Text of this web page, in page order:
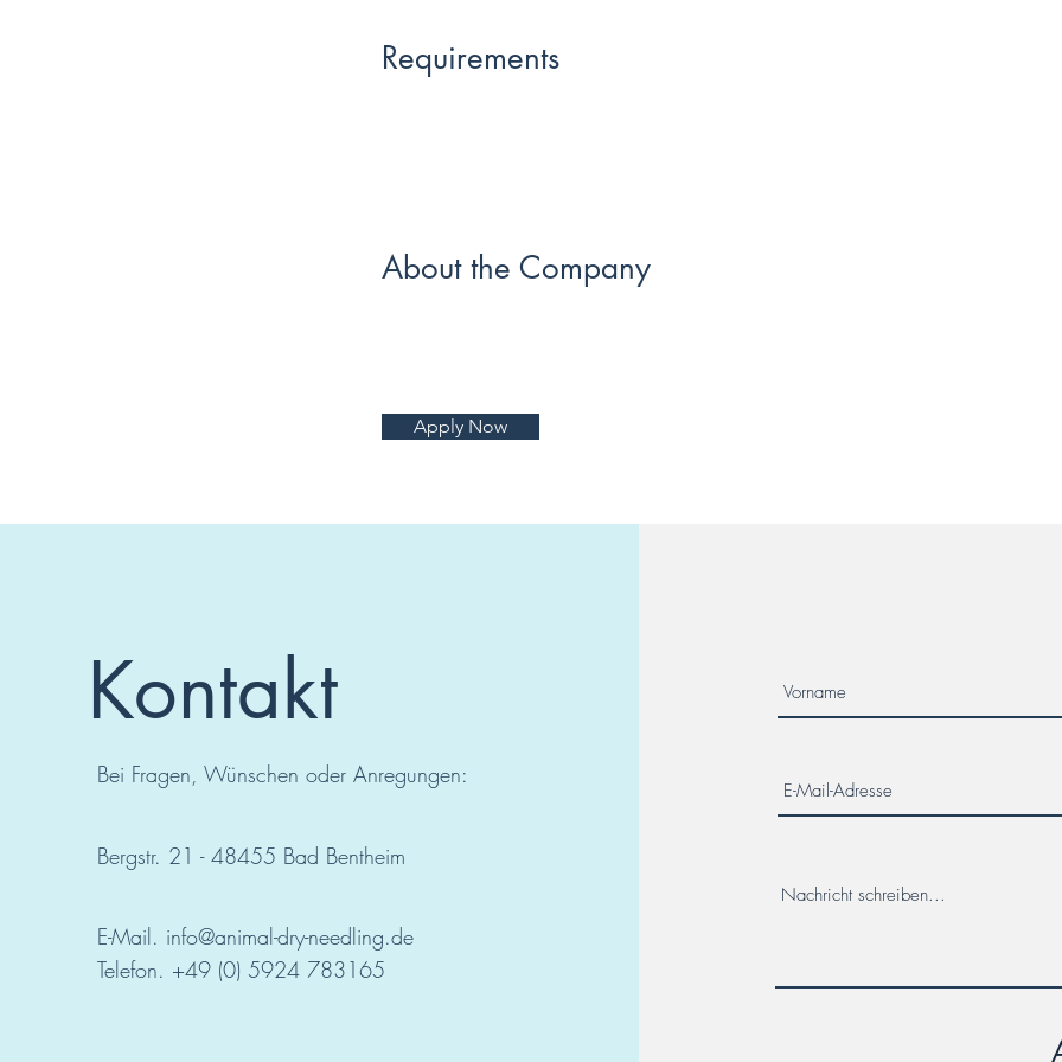
Requirements
About the Company
Apply Now
Kontakt
Bei Fragen, Wünschen oder Anregungen:
Bergstr. 21 - 48455 Bad Bentheim
E-Mail. info@animal-dry-needling.de
Telefon. +49 (0) 5924 783165